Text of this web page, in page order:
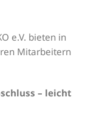
e.V. bieten in
Mitarbeitern
– leicht